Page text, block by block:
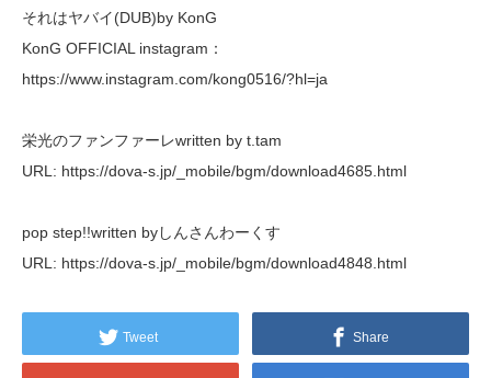
それはヤバイ(DUB)by KonG
KonG OFFICIAL instagram：
https://www.instagram.com/kong0516/?hl=ja
栄光のファンファーレwritten by t.tam
URL: https://dova-s.jp/_mobile/bgm/download4685.html
pop step!!written byしんさんわーくす
URL: https://dova-s.jp/_mobile/bgm/download4848.html
Tweet Share